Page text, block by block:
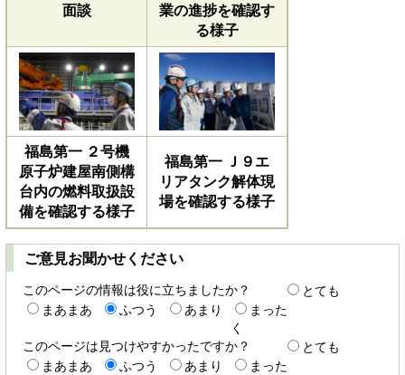
面談
業の進捗を確認す
る様子
福島第一 ２号機
原子炉建屋南側構
台内の燃料取扱設
備を確認する様子
福島第一 Ｊ９エ
リアタンク解体現
場を確認する様子
ご意見お聞かせください
このページの情報は役に立ちましたか？
とても
まあまあ
ふつう あまり
まった
く
このページは見つけやすかったですか？
とても
まあまあ
ふつう あまり
まった